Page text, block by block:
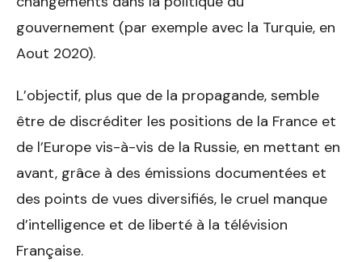
gouvernement (par exemple avec la Turquie, en
Aout 2020).
L’objectif, plus que de la propagande, semble
être de discréditer les positions de la France et
de l’Europe vis-à-vis de la Russie, en mettant en
avant, grâce à des émissions documentées et
des points de vues diversifiés, le cruel manque
d’intelligence et de liberté à la télévision
Française.